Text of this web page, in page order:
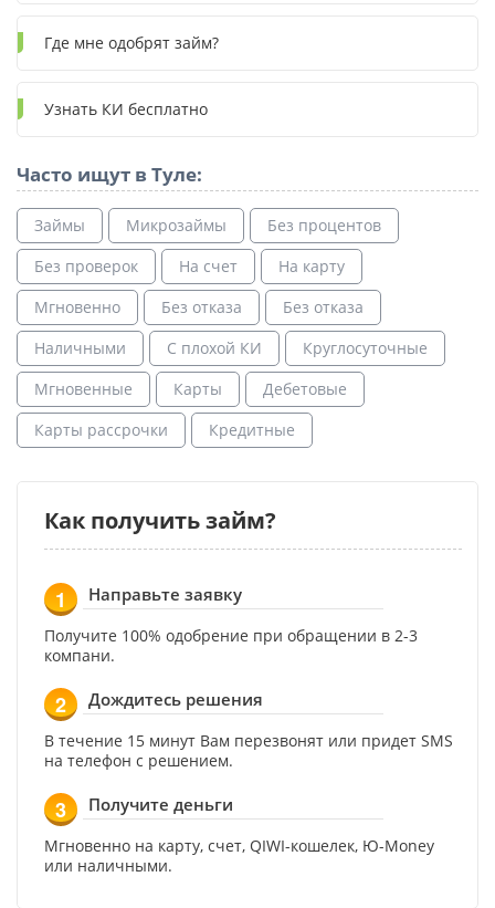
Где мне одобрят займ?
Узнать КИ бесплатно
Часто ищут в Туле:
Займы Микрозаймы
Без процентов
Без проверок
На счет
На карту
Мгновенно
Без отказа
Без отказа
Наличными
С плохой КИ
Круглосуточные
Мгновенные
Карты
Дебетовые
Карты рассрочки
Кредитные
Как получить займ?
1 Направьте заявку
Получите 100% одобрение при обращении в 2-3
компани.
2 Дождитесь решения
В течение 15 минут Вам перезвонят или придет SMS
на телефон с решением.
3 Получите деньги
Мгновенно на карту, счет, QIWI-кошелек, Ю-Money
или наличными.